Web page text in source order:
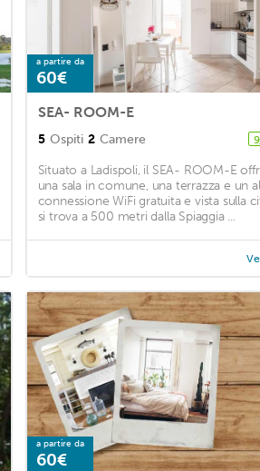
a partire da
60€
SEA- ROOM-E
5 Ospiti 2 Camere
Situato a Ladispoli, il SEA- ROOM-E
una sala in comune, una terrazza e un
connessione WiFi gratuita e vista sulla
si trova a 500 metri dalla Spiaggia ...
a partire da
60€